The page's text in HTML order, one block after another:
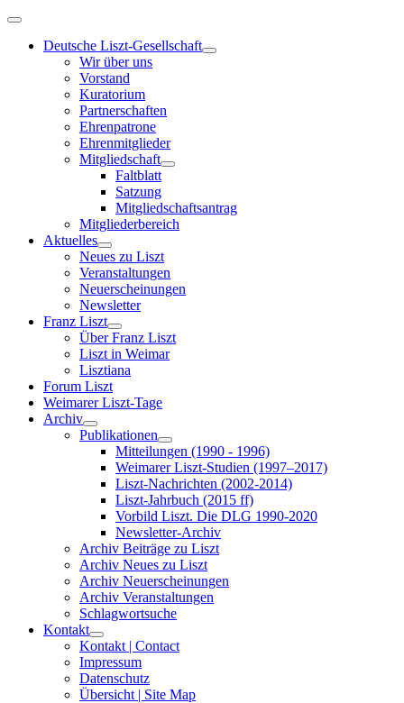
Deutsche Liszt-Gesellschaft
Wir über uns
Vorstand
Kuratorium
Partnerschaften
Ehrenpatrone
Ehrenmitglieder
Mitgliedschaft
Faltblatt
Satzung
Mitgliedschaftsantrag
Mitgliederbereich
Aktuelles
Neues zu Liszt
Veranstaltungen
Neuerscheinungen
Newsletter
Franz Liszt
Über Franz Liszt
Liszt in Weimar
Lisztiana
Forum Liszt
Weimarer Liszt-Tage
Archiv
Publikationen
Mitteilungen (1990 - 1996)
Weimarer Liszt-Studien (1997–2017)
Liszt-Nachrichten (2002-2014)
Liszt-Jahrbuch (2015 ff)
Vorbild Liszt. Die DLG 1990-2020
Newsletter-Archiv
Archiv Beiträge zu Liszt
Archiv Neues zu Liszt
Archiv Neuerscheinungen
Archiv Veranstaltungen
Schlagwortsuche
Kontakt
Kontakt | Contact
Impressum
Datenschutz
Übersicht | Site Map